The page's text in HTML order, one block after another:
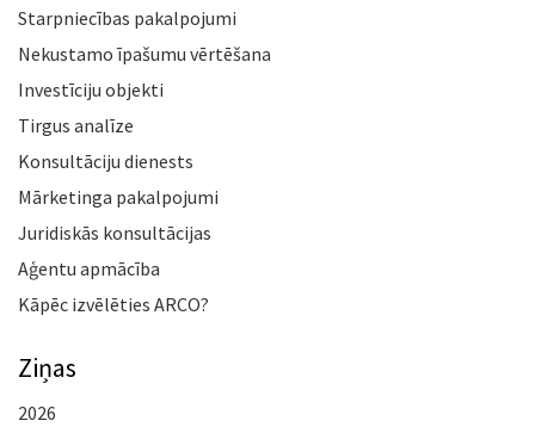
Starpniecības pakalpojumi
Nekustamo īpašumu vērtēšana
Investīciju objekti
Tirgus analīze
Konsultāciju dienests
Mārketinga pakalpojumi
Juridiskās konsultācijas
Aģentu apmācība
Kāpēc izvēlēties ARCO?
Ziņas
2026